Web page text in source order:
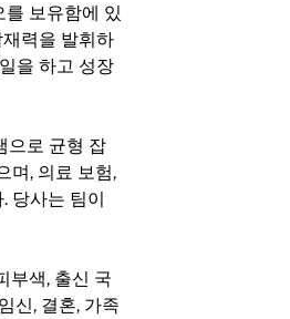
보유함에 있
력을 발휘하
을 하고 성장
으로 균형 잡
며, 의료 보험,
당사는 팀이
부색, 출신 국
신, 결혼, 가족